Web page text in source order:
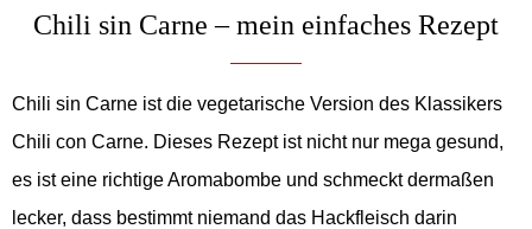
Chili sin Carne – mein einfaches Rezept
Chili sin Carne ist die vegetarische Version des Klassikers
Chili con Carne. Dieses Rezept ist nicht nur mega gesund,
es ist eine richtige Aromabombe und schmeckt dermaßen
lecker, dass bestimmt niemand das Hackfleisch darin